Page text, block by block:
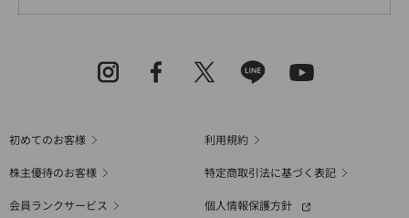
初めてのお客様
利用規約
株主優待のお客様
特定商取引法に基づく表記
会員ランクサービス
個人情報保護方針